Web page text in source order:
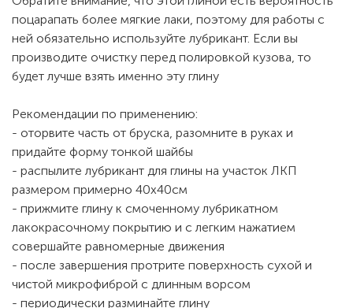
поцарапать более мягкие лаки, поэтому для работы с
ней обязательно используйте лубрикант. Если вы
производите очистку перед полировкой кузова, то
будет лучше взять именно эту глину
Рекомендации по применению:
- оторвите часть от бруска, разомните в руках и
придайте форму тонкой шайбы
- распылите лубрикант для глины на участок ЛКП
размером примерно 40х40см
- прижмите глину к смоченному лубрикатном
лакокрасочному покрытию и с легким нажатием
совершайте равномерные движения
- после завершения протрите поверхность сухой и
чистой микрофиброй с длинным ворсом
- периодически разминайте глину